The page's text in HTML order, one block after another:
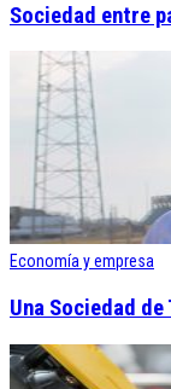
Sociedad entre
Economía y empresa
Una Sociedad